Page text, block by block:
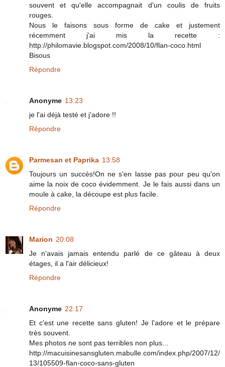
souvent et qu'elle accompagnait d'un coulis de fruits
rouges.
Nous le faisons sous forme de cake et justement
récemment j'ai mis la recette :
http://philomavie.blogspot.com/2008/10/flan-coco.html
Bisous
Répondre
Anonyme 13:23
je l'ai déjà testé et j'adore !!
Répondre
Parmesan et Paprika 13:58
Toujours un succès!On ne s'en lasse pas pour peu qu'on
aime la noix de coco évidemment. Je le fais aussi dans un
moule à cake, la découpe est plus facile.
Répondre
Marion 20:08
Je n'avais jamais entendu parlé de ce gâteau à deux
étages, il a l'air délicieux!
Répondre
Anonyme 22:17
Et c'est une recette sans gluten! Je l'adore et le prépare
très souvent.
Mes photos ne sont pas terribles non plus...
http://macuisinesansgluten.mabulle.com/index.php/2007/12/
13/105509-flan-coco-sans-gluten